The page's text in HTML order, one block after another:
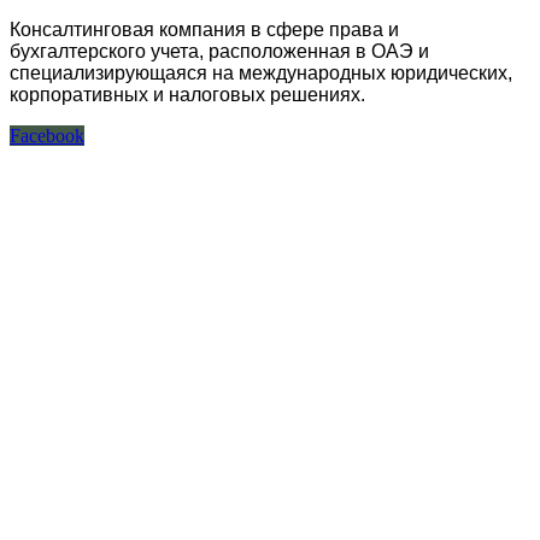
Консалтинговая компания в сфере права и
бухгалтерского учета, расположенная в ОАЭ и
специализирующаяся на международных юридических,
корпоративных и налоговых решениях.
Facebook